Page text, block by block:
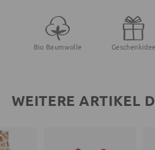
Bio Baumwolle Geschenkidee
WEITERE ARTIKEL